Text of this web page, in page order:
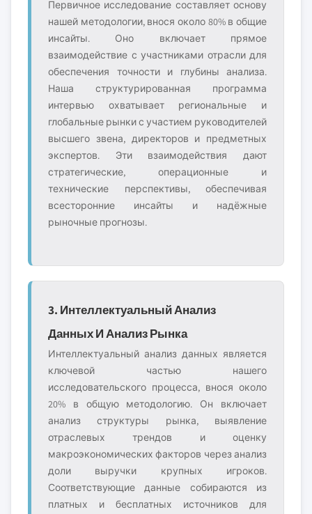
Первичное исследование составляет основу
нашей методологии, внося около 80% в общие
инсайты. Оно включает прямое
взаимодействие с участниками отрасли для
обеспечения точности и глубины анализа.
Наша структурированная программа
интервью охватывает региональные и
глобальные рынки с участием руководителей
высшего звена, директоров и предметных
экспертов. Эти взаимодействия дают
стратегические, операционные и
технические перспективы, обеспечивая
всесторонние инсайты и надёжные
рыночные прогнозы.
3. Интеллектуальный Анализ
Данных И Анализ Рынка
Интеллектуальный анализ данных является
ключевой частью нашего
исследовательского процесса, внося около
20% в общую методологию. Он включает
анализ структуры рынка, выявление
отраслевых трендов и оценку
макроэкономических факторов через анализ
доли выручки крупных игроков.
Соответствующие данные собираются из
платных и бесплатных источников для